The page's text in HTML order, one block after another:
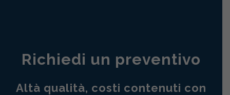
Richiedi un preventivo
Altà qualità, costi contenuti con